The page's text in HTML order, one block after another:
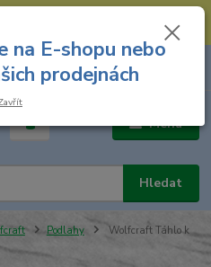
--- Prodejna nářadí: 731 449 423 --
Menu
Hledat
za
Podlahy
Wolfcraft Táhlo k
na E-shopu nebo
prodejnách